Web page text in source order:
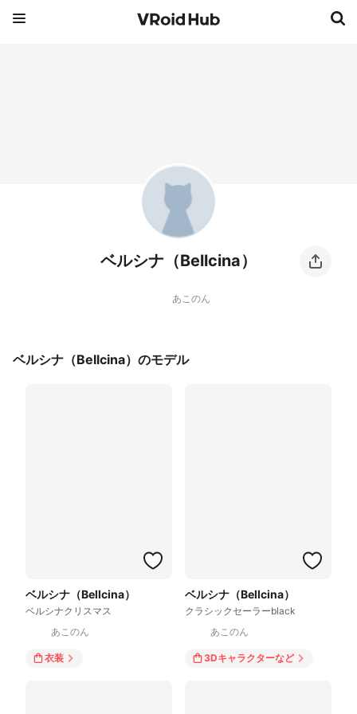
ベルシナ（Bellcina）
あこのん
ベルシナ（Bellcina）のモデル
ベルシナ（Bellcina）
ベルシナクリスマス
あこのん
衣装
ベルシナ（Bellcina）
クラシックセーラーblack
あこのん
3Dキャラクターなど